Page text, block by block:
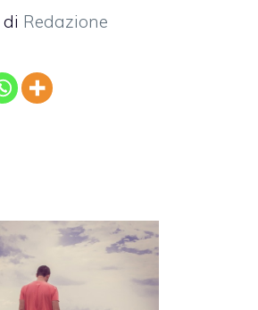
di Redazione